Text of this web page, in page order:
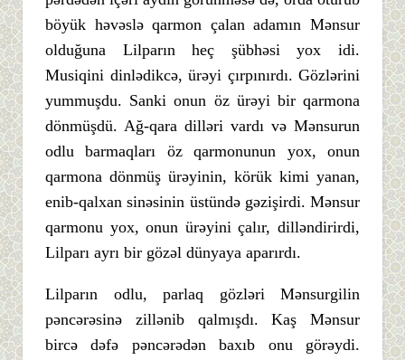
böyük həvəslə qarmon çalan adamın Mənsur
olduğuna Lilparın heç şübhəsi yox idi.
Musiqini dinlədikcə, ürəyi çırpınırdı. Gözlərini
yummuşdu. Sanki onun öz ürəyi bir qarmona
dönmüşdü. Ağ-qara dilləri vardı və Mənsurun
odlu barmaqları öz qarmonunun yox, onun
qarmona dönmüş ürəyinin, körük kimi yanan,
enib-qalxan sinəsinin üstündə gəzişirdi. Mənsur
qarmonu yox, onun ürəyini çalır, dilləndirirdi,
Lilparı ayrı bir gözəl dünyaya aparırdı.
Lilparın odlu, parlaq gözləri Mənsurgilin
pəncərəsinə zillənib qalmışdı. Kaş Mənsur
bircə dəfə pəncərədən baxıb onu görəydi.